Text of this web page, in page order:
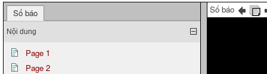
Số báo
Nội dung
Page 1
Page 2
Số báo